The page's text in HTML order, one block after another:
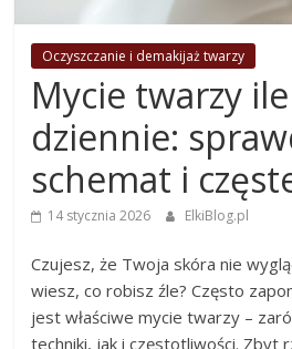
Oczyszczanie i demakijaż twarzy
Mycie twarzy
dziennie:
schemat i
14 stycznia 2026 ElkiBlog.pl
Czujesz, że Twoja skóra nie
wiesz, co robisz źle? Często
jest właściwe mycie twarzy –
techniki, jak i częstotliwości. Zbyt